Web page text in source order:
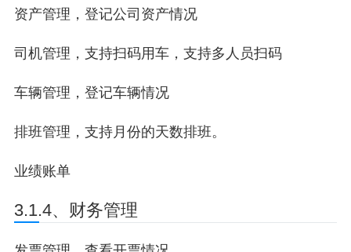
资产管理，登记公司资产情况
司机管理，支持扫码用车，支持多人员扫码
车辆管理，登记车辆情况
排班管理，支持月份的天数排班。
业绩账单
3.1.4、财务管理